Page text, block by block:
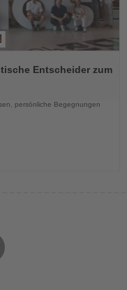
Entscheider zum
persönliche Begegnungen